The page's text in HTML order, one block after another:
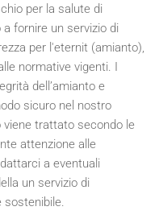
per la salute di
fornire un servizio di
per l'eternit (amianto),
normative vigenti. I
dell’amianto e
sicuro nel nostro
viene trattato secondo le
attenzione alle
a eventuali
un servizio di
sostenibile.